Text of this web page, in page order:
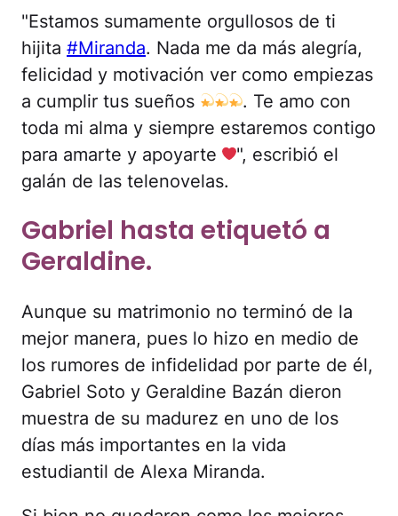
"Estamos sumamente orgullosos de ti
hijita #Miranda. Nada me da más alegría,
felicidad y motivación ver como empiezas
a cumplir tus sueños
. Te amo con
toda mi alma y siempre estaremos contigo
para amarte y apoyarte
", escribió el
galán de las telenovelas.
Gabriel hasta etiquetó a
Geraldine.
Aunque su matrimonio no terminó de la
mejor manera, pues lo hizo en medio de
los rumores de infidelidad por parte de él,
Gabriel Soto y Geraldine Bazán dieron
muestra de su madurez en uno de los
días más importantes en la vida
estudiantil de Alexa Miranda.